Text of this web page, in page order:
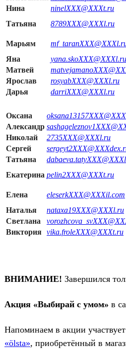
Нина
ninelXXX@XXXt.ru
Татьяна
8789XXX@XXXl.ru
Марьям
Яна
yana.skoXXX@XXXl.ru
Матвей
Ярослав
rosyabXXX@XXXl.ru
Дарья
darriXXX@XXXl.ru
Оксана
Александр
Николай
2735XXX@XXXl.ru
Сергей
Татьяна
Екатерина pelin2XXX@XXXt.ru
Елена
eleserkXXX@XXXil.com
Наталья
nataxa19XXX@XXXl.ru
Светлана
Виктория vika.froleXXX@XXXt.ru
ВНИМАНИЕ! Завершился
Акция «Выбирай с умом» в
Напоминаем в акции
«ölsta», приобретённый в